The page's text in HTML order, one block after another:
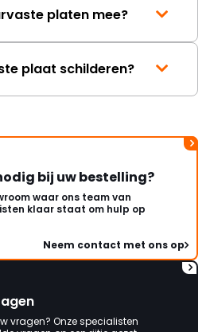
platen mee?
plaat schilderen?
bij uw bestelling?
waar ons team van
klaar staat om hulp op
Neem contact met ons op
vragen? Onze specialisten